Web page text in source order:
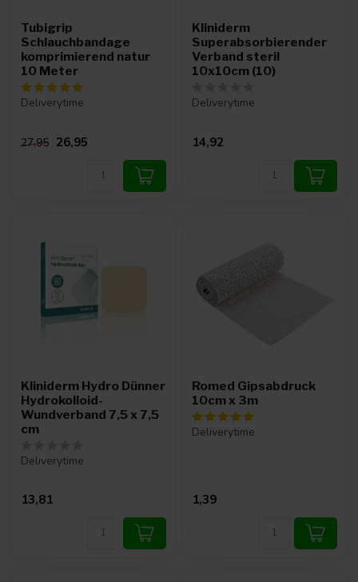
Tubigrip
Schlauchbandage
komprimierend natur
10 Meter
Deliverytime
27,95 26,95
Kliniderm
Superabsorbierender
Verband steril
10x10cm (10)
Deliverytime
14,92
Kliniderm Hydro Dünner
Hydrokolloid-
Wundverband 7,5 x 7,5
cm
Deliverytime
13,81
Romed Gipsabdruck
10cm x 3m
Deliverytime
1,39